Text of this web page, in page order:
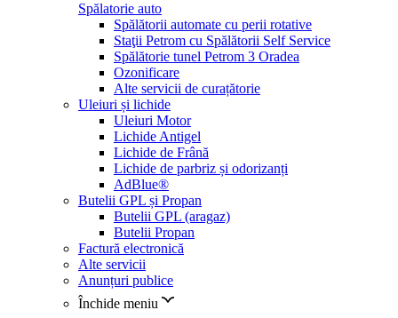
Spălatorie auto
Spălătorii automate cu perii rotative
Staţii Petrom cu Spălătorii Self Service
Spălătorie tunel Petrom 3 Oradea
Ozonificare
Alte servicii de curațătorie
Uleiuri și lichide
Uleiuri Motor
Lichide Antigel
Lichide de Frână
Lichide de parbriz și odorizanți
AdBlue®
Butelii GPL și Propan
Butelii GPL (aragaz)
Butelii Propan
Factură electronică
Alte servicii
Anunțuri publice
Închide meniu